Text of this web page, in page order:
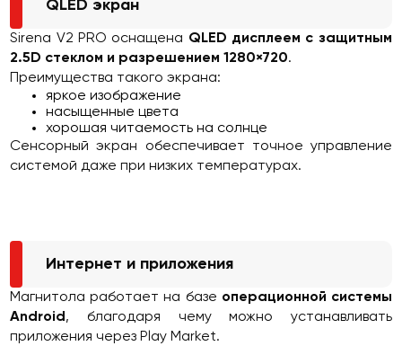
QLED экран
Sirena V2 PRO оснащена QLED дисплеем с защитным
2.5D стеклом и разрешением 1280×720.
Преимущества такого экрана:
яркое изображение
насыщенные цвета
хорошая читаемость на солнце
Сенсорный экран обеспечивает точное управление
системой даже при низких температурах.
Интернет и приложения
Магнитола работает на базе операционной системы
Android , благодаря чему можно устанавливать
приложения через Play Market.